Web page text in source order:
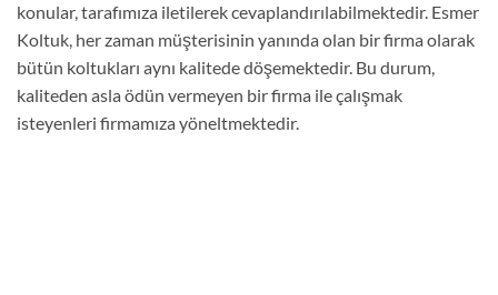
konular, tarafımıza iletilerek cevaplandırılabilmektedir. Esmer
Koltuk, her zaman müşterisinin yanında olan bir firma olarak
bütün koltukları aynı kalitede döşemektedir. Bu durum,
kaliteden asla ödün vermeyen bir firma ile çalışmak
isteyenleri firmamıza yöneltmektedir.